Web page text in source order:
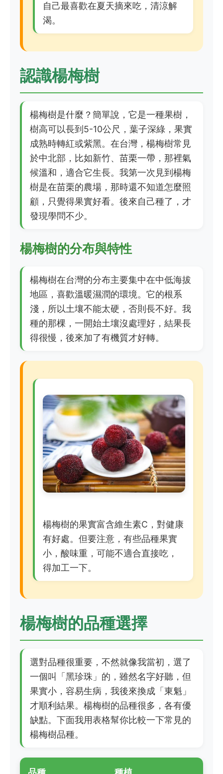
自己最喜歡在夏天摘來吃，清涼解
渴。
認識楊梅樹
楊梅樹是什麼？簡單說，它是一種果樹，
樹高可以長到5-10公尺，葉子深綠，果實
成熟時轉紅或紫黑。在台灣，楊梅樹常見
於中北部，比如新竹、苗栗一帶，那裡氣
候溫和，適合它生長。我第一次見到楊梅
樹是在苗栗的農場，那時還不知道怎麼照
顧，只覺得果實好看。後來自己種了，才
發現學問不少。
楊梅樹的分布與特性
楊梅樹在台灣的分布主要集中在中低海拔
地區，喜歡溫暖濕潤的環境。它的根系
淺，所以土壤不能太硬，否則長不好。我
種的那棵，一開始土壤沒處理好，結果長
得很慢，後來加了有機質才好轉。
楊梅樹的果實富含維生素C，對健康
有好處。但要注意，有些品種果實
小，酸味重，可能不適合直接吃，
得加工一下。
楊梅樹的品種選擇
選對品種很重要，不然就像我當初，選了
一個叫「黑珍珠」的，雖然名字好聽，但
果實小，容易生病，我後來換成「東魁」
才順利結果。楊梅樹的品種很多，各有優
缺點。下面我用表格幫你比較一下常見的
楊梅樹品種。